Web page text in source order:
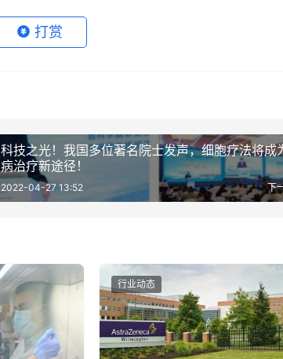
打赏
科技之光！我国多位著名院士发声，细胞疗法将成
病治疗新途径！
下
2022-04-27 13:52
行业动态